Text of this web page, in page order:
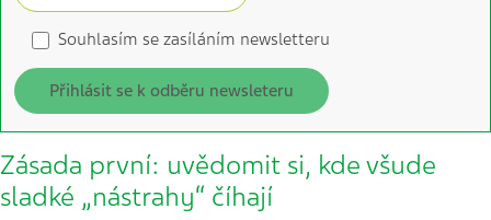
Souhlasím se zasíláním newsletteru
Přihlásit se k odběru newsleteru
Zásada první: uvědomit si, kde všude
sladké „nástrahy“ číhají